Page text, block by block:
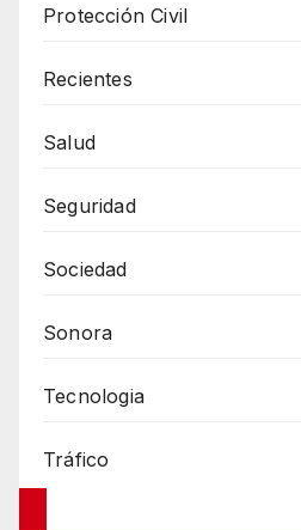
Protección Civil
Recientes
Salud
Seguridad
Sociedad
Sonora
Tecnologia
Tráfico